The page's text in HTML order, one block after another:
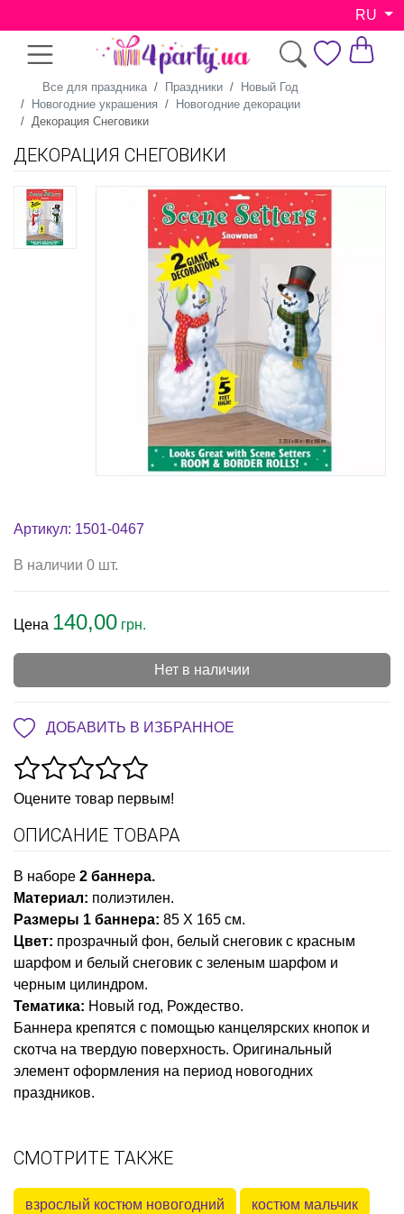
RU
Все для праздника Праздники
Новый Год
Новогодние украшения
Новогодние декорации
Декорация Снеговики
ДЕКОРАЦИЯ СНЕГОВИКИ
Артикул: 1501-0467
В наличии 0 шт.
Цена 140,00 грн.
Нет в наличии
ДОБАВИТЬ В ИЗБРАННОЕ
Оцените товар первым!
ОПИСАНИЕ ТОВАРА
В наборе 2 баннера.
Материал: полиэтилен.
Размеры 1 баннера: 85 Х 165 см.
Цвет: прозрачный фон, белый снеговик с красным
шарфом и белый снеговик с зеленым шарфом и
черным цилиндром.
Тематика: Новый год, Рождество.
Баннера крепятся с помощью канцелярских кнопок и
скотча на твердую поверхность. Оригинальный
элемент оформления на период новогодних
праздников.
СМОТРИТЕ ТАКЖЕ
взрослый костюм новогодний костюм мальчик